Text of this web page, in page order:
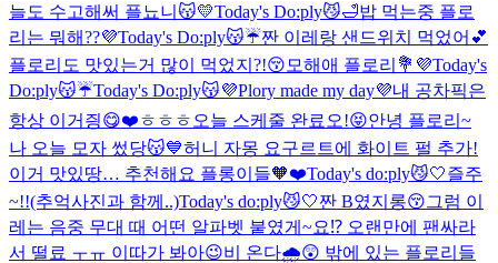
늘도 수고해써 플뇨니😽💛Today's Do:ply😼🛁밥 먹는중 플로
리는 뭐해??💜Today's Do:ply😽☔️짠 이레랑 샌드위치 먹었어💕
플로리도 맛있는거 많이 먹었지?!😚 모해애 플로리💐💜Today's
Do:ply😽☔️Today's Do:ply😽💜Plory made my day💜내 공차픽은
항상 이거즹😋❤️ㅎㅎㅎ 오늘 스케줄 완료오!😝안녕 플로리~
나 오늘 모자 썼당😽💙허니 자몽 요구르트에 화이트 펄 추가!
이거 맛있땅… 추천해요 플롱이들🧡❤️Today's do:ply😼🤍즐주
~!!(추억사진과 함께..)Today's do:ply😼🤍짠 B였지롱😚그럼 이
레는 음중 무대 때 어떤 알파벳 붙였게~요⁉️ 오랜만에 팬싸라
서 떨료 ㅜㅠ 이따가 봐아😉비 온다🌧😲 밖에 있는 플로리들